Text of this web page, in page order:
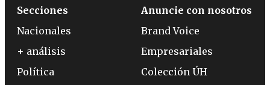
Secciones
Nacionales
+ análisis
Política
Anuncie con nosotros
Brand Voice
Empresariales
Colección ÚH